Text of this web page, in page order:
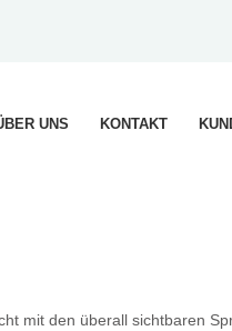
UNS KONTAKT
mit den überall sichtbaren